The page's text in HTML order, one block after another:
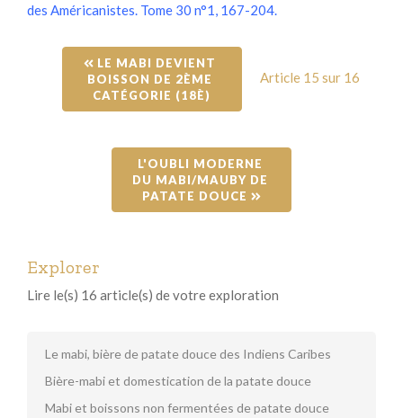
des Américanistes. Tome 30 n°1, 167-204.
LE MABI DEVIENT
BOISSON DE 2ÈME
CATÉGORIE (18È)
Article 15 sur 16
L'OUBLI MODERNE
DU MABI/MAUBY DE
PATATE DOUCE
Explorer
Lire le(s) 16 article(s) de votre exploration
Le mabi, bière de patate douce des Indiens Caribes
Bière-mabi et domestication de la patate douce
Mabi et boissons non fermentées de patate douce